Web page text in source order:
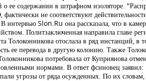
о ее содержании в штрафном изоляторе.
не соответствуют
Slon.Ru она рассказала, что в
Политзаключенная направила главе
Толоконникова отослала в ряд инстанций,
ее перевода в другую колонию. Также
потребовала от Куприянова
нормами. В ответ фсиновец
угрозы от ряда осужденных. По их